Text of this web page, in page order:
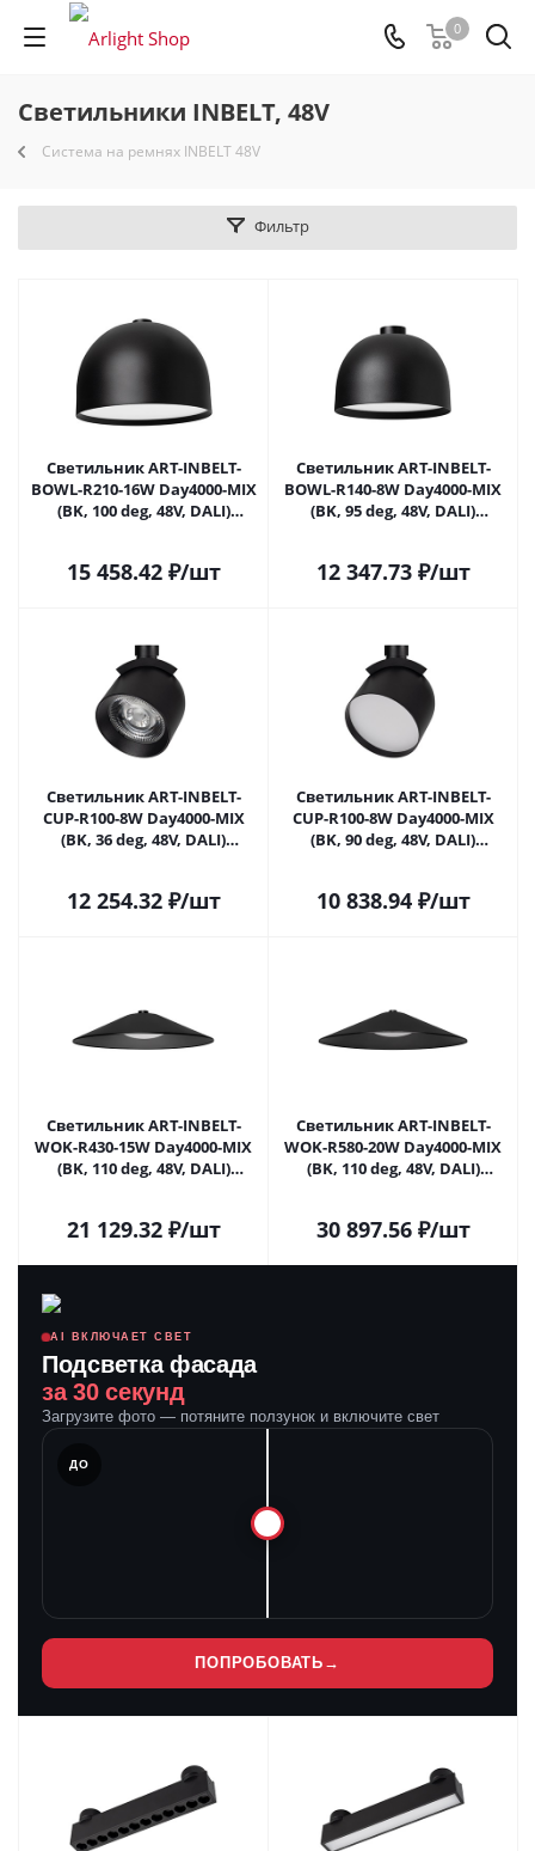
0
Светильники INBELT, 48V
Система на ремнях INBELT 48V
Фильтр
Светильник ART-INBELT-
BOWL-R210-16W Day4000-MIX
(BK, 100 deg, 48V, DALI)
15 458.42₽/шт
Светильник ART-INBELT-
BOWL-R140-8W Day4000-MIX
(BK, 95 deg, 48V, DALI)
12 347.73₽/шт
Светильник ART-INBELT-
CUP-R100-8W Day4000-MIX
(BK, 36 deg, 48V, DALI)
12 254.32₽/шт
Светильник ART-INBELT-
CUP-R100-8W Day4000-MIX
(BK, 90 deg, 48V, DALI)
10 838.94₽/шт
Светильник ART-INBELT-
WOK-R430-15W Day4000-MIX
(BK, 110 deg, 48V, DALI)
21 129.32₽/шт
Светильник ART-INBELT-
WOK-R580-20W Day4000-MIX
(BK, 110 deg, 48V, DALI)
30 897.56₽/шт
AI ВКЛЮЧАЕТ СВЕТ
Подсветка фасада
за 30 секунд
Загрузите фото — потяните ползунок и включите свет
ДО
ПОПРОБОВАТЬ →